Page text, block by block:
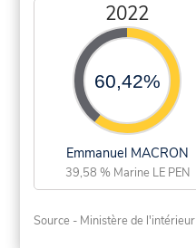
2022
60,42%
Emmanuel MACRON
39,58 % Marine LE PEN
Source - Ministère de l'intérieur